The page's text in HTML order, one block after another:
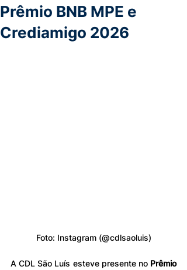
Prêmio BNB MPE e
Crediamigo 2026
Foto: Instagram (@cdlsaoluis)
A CDL São Luís esteve presente no Prêmio